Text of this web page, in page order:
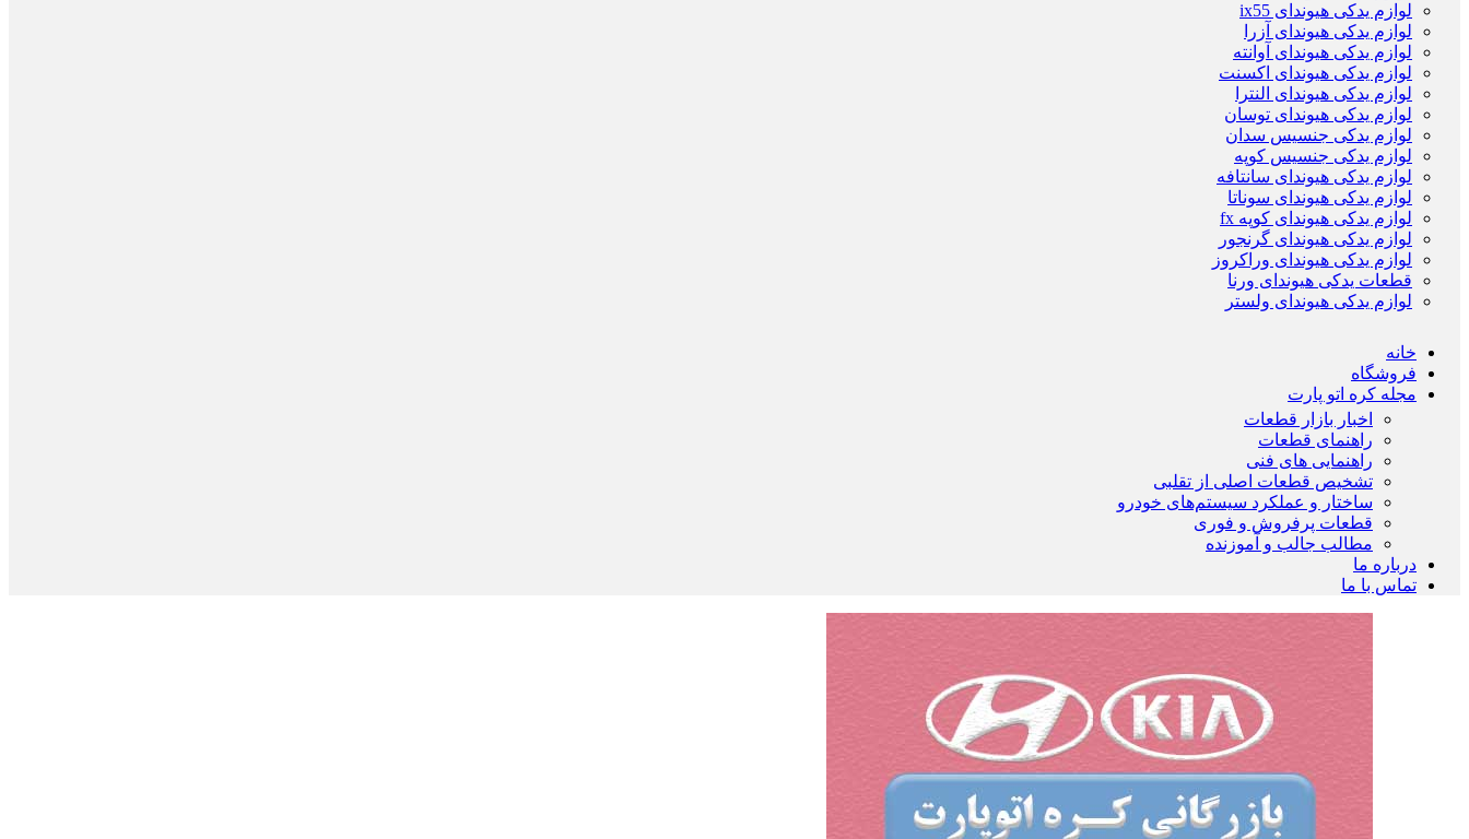
لوازم یدکی هیوندای ix55
لوازم یدکی هیوندای آزرا
لوازم یدکی هیوندای آوانته
لوازم یدکی هیوندای اکسنت
لوازم یدکی هیوندای النترا
لوازم یدکی هیوندای توسان
لوازم یدکی جنسیس سدان
لوازم یدکی جنسیس کوپه
لوازم یدکی هیوندای سانتافه
لوازم یدکی هیوندای سوناتا
لوازم یدکی هیوندای کوپه fx
لوازم یدکی هیوندای گرنجور
لوازم یدکی هیوندای وراکروز
قطعات یدکی هیوندای ورنا
لوازم یدکی هیوندای ولستر
خانه
فروشگاه
مجله کره اتو پارت
اخبار بازار قطعات
راهنمای قطعات
راهنمایی های فنی
تشخیص قطعات اصلی از تقلبی
ساختار و عملکرد سیستم‌های خودرو
قطعات پرفروش و فوری
مطالب جالب و آموزنده
درباره ما
تماس با ما